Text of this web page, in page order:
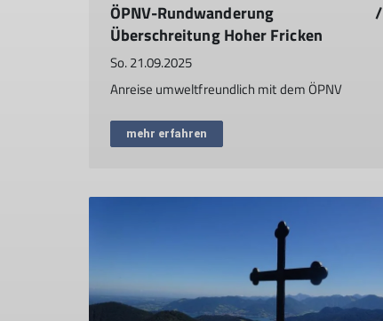
ÖPNV-Rundwanderung /
Überschreitung Hoher Fricken
So. 21.09.2025
Anreise umweltfreundlich mit dem ÖPNV
mehr erfahren